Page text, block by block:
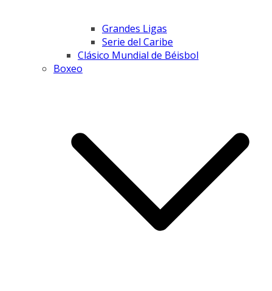
Grandes Ligas
Serie del Caribe
Clásico Mundial de Béisbol
Boxeo